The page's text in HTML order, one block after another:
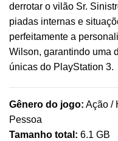
derrotar o vilão Sr.
piadas internas e
perfeitamente a
Wilson, garantindo uma
únicas do PlayStation 3.
Gênero do jogo: Ação /
Pessoa
Tamanho total: 6.1 GB